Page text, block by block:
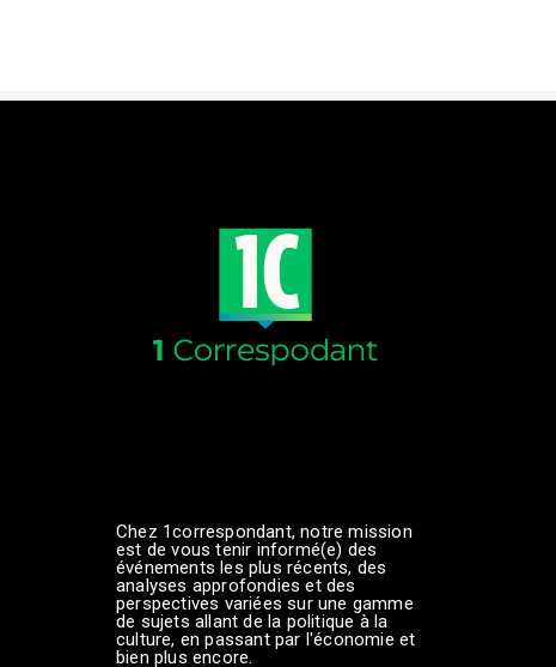
Chez 1correspondant, notre mission
est de vous tenir informé(e) des
événements les plus récents, des
analyses approfondies et des
perspectives variées sur une gamme
de sujets allant de la politique à la
culture, en passant par l'économie et
bien plus encore.